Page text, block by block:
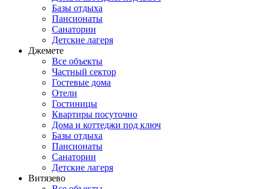
Базы отдыха
Пансионаты
Санатории
Детские лагеря
Джемете
Все объекты
Частный сектор
Гостевые дома
Отели
Гостиницы
Квартиры посуточно
Дома и коттеджи под ключ
Базы отдыха
Пансионаты
Санатории
Детские лагеря
Витязево